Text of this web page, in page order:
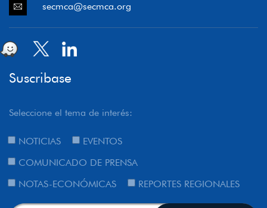
secmca@secmca.org
Suscribase
Seleccione el tema de interés:
NOTICIAS
EVENTOS
COMUNICADO DE PRENSA
NOTAS-ECONÓMICAS
REPORTES REGIONALES